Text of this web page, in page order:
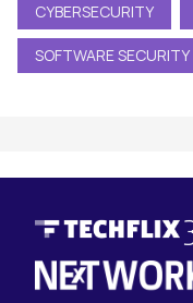
CYBERSECURITY
SOFTWARE SECURITY